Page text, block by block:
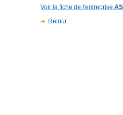
Voir la fiche de l'entreprise
Retour